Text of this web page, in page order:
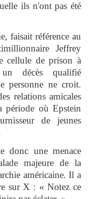
ils n'ont pas été
faisait référence au
Jeffrey
cellule de prison à
décès qualifié
personne ne croit.
relations amicales
période où Epstein
de jeunes
donc une menace
majeure de la
américaine. Il a
sur X : « Notez ce